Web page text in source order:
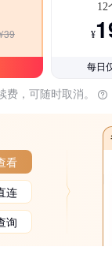
12
¥
每日
费，可随时取消。
看
连
询